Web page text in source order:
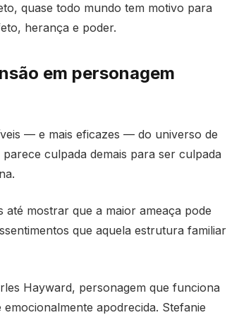
quase todo mundo tem motivo para
herança e poder.
em personagem
— e mais eficazes — do universo de
culpada demais para ser culpada
mostrar que a maior ameaça pode
que aquela estrutura familiar
Hayward, personagem que funciona
apodrecida. Stefanie